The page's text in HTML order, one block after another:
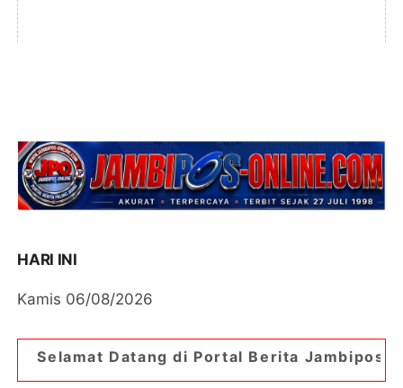
HARI INI
Kamis 06/08/2026
di Portal Berita Jambipos Online. Portal